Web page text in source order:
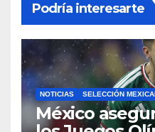
Podría interesarte
NOTICIAS SELECCIÓN
México